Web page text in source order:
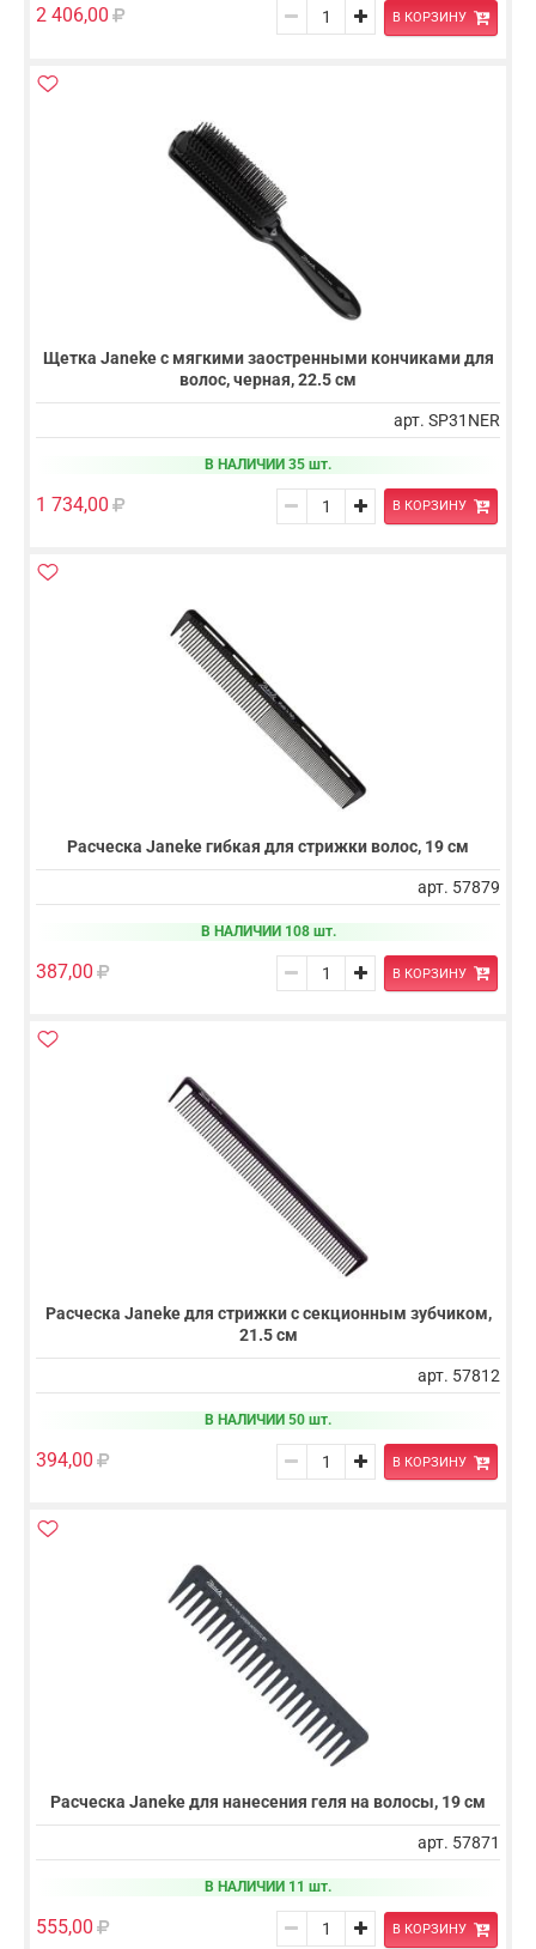
2 406,00 В КОРЗИНУ
Щетка Janeke с мягкими заостренными кончиками для
волос, черная, 22.5 см
арт. SP31NER
В НАЛИЧИИ 35 шт.
1 734,00 В КОРЗИНУ
Расческа Janeke гибкая для стрижки волос, 19 см
арт. 57879
В НАЛИЧИИ 108 шт.
387,00 В КОРЗИНУ
Расческа Janeke для стрижки с секционным зубчиком,
21.5 cм
арт. 57812
В НАЛИЧИИ 50 шт.
394,00 В КОРЗИНУ
Расческа Janeke для нанесения геля на волосы, 19 cм
арт. 57871
В НАЛИЧИИ 11 шт.
555,00 В КОРЗИНУ